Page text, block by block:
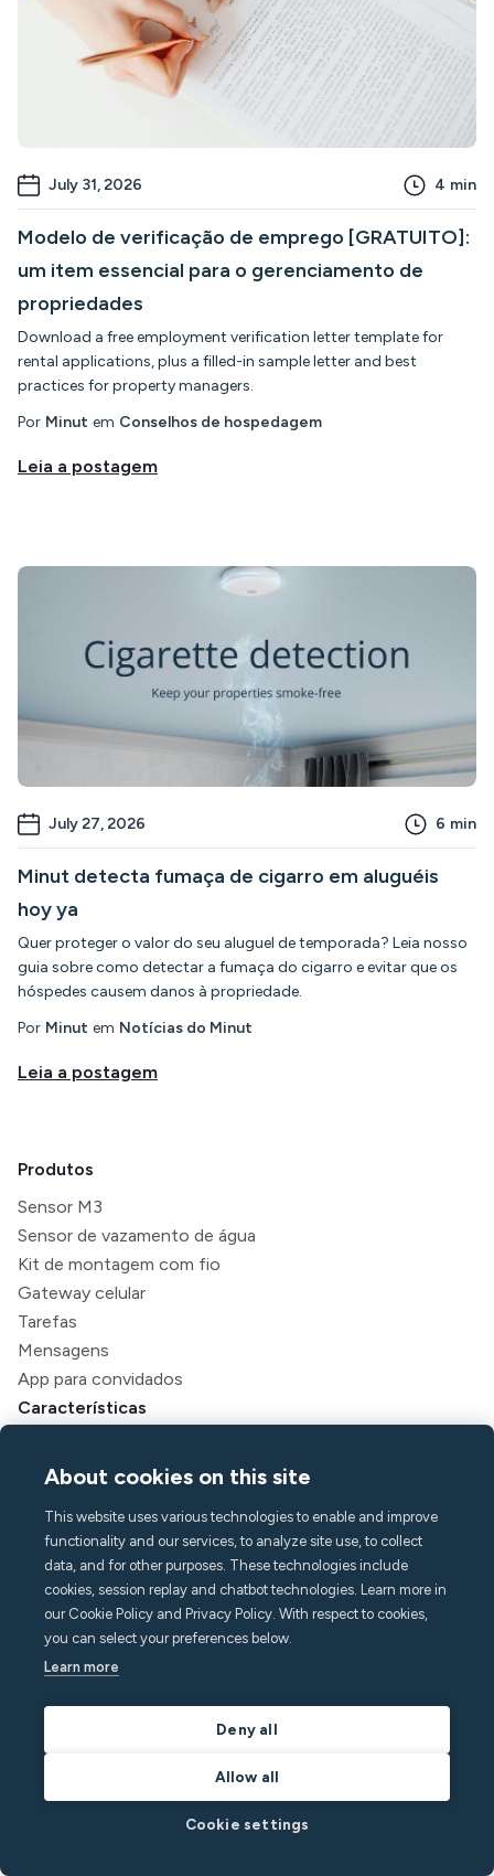
July 31, 2026 4 min
Modelo de verificação de emprego [GRATUITO]:
um item essencial para o gerenciamento de
propriedades
Download a free employment verification letter template for
rental applications, plus a filled-in sample letter and best
practices for property managers.
Por Minut em Conselhos de hospedagem
Leia a postagem
July 27, 2026 6 min
Minut detecta fumaça de cigarro em aluguéis
hoy ya
Quer proteger o valor do seu aluguel de temporada? Leia nosso
guia sobre como detectar a fumaça do cigarro e evitar que os
hóspedes causem danos à propriedade.
Por Minut em Notícias do Minut
Leia a postagem
Produtos
Sensor M3
Sensor de vazamento de água
Kit de montagem com fio
Gateway celular
Tarefas
Mensagens
App para convidados
Características
Detecção de multidão
Detecção de tabaco
Clima interno
Assistência de chamada
API
Soluções
Anfitriões
Gerentes de aluguel de temporada
Multifamiliar
About cookies on this site
This website uses various technologies to enable and improve
functionality and our services, to analyze site use, to collect
data, and for other purposes. These technologies include
cookies, session replay and chatbot technologies. Learn more in
our Cookie Policy and Privacy Policy. With respect to cookies,
you can select your preferences below.
Learn more
Deny all
Allow all
Cookie settings